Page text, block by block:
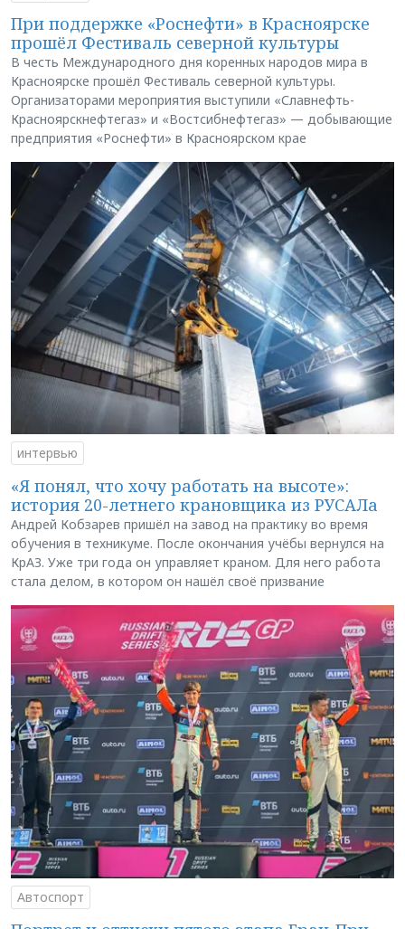
При поддержке «Роснефти» в Красноярске
прошёл Фестиваль северной культуры
В честь Международного дня коренных народов мира в
Красноярске прошёл Фестиваль северной культуры.
Организаторами мероприятия выступили «Славнефть-
Красноярскнефтегаз» и «Востсибнефтегаз» — добывающие
предприятия «Роснефти» в Красноярском крае
интервью
«Я понял, что хочу работать на высоте»:
история 20-летнего крановщика из РУСАЛа
Андрей Кобзарев пришёл на завод на практику во время
обучения в техникуме. После окончания учёбы вернулся на
КрАЗ. Уже три года он управляет краном. Для него работа
стала делом, в котором он нашёл своё призвание
Автоспорт